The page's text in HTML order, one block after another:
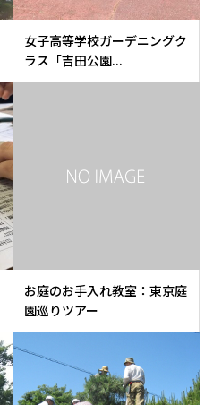
女子高等学校ガーデニングク
ラス「吉田公園...
お庭のお手入れ教室：東京庭
園巡りツアー